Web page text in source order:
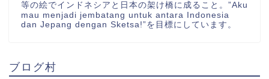
等の絵でインドネシアと日本の架け橋に成ること。”Aku
mau menjadi jembatang untuk antara Indonesia
dan Jepang dengan Sketsa!”を目標にしています。
ブログ村